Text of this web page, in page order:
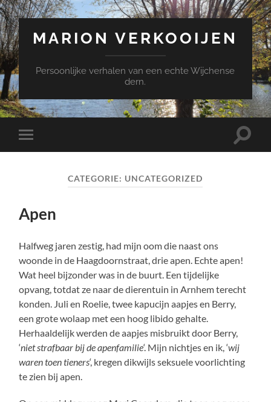
MARION VERKOOIJEN
Persoonlijke verhalen van een echte Wijchense
dern.
Toggle
mobiel
Toggle
CATEGORIE: UNCATEGORIZED
Apen
Halfweg jaren zestig, had mijn oom die naast ons
woonde in de Haagdoornstraat, drie apen. Echte apen!
Wat heel bijzonder was in de buurt. Een tijdelijke
opvang, totdat ze naar de dierentuin in Arnhem terecht
konden. Juli en Roelie, twee kapucijn aapjes en Berry,
een grote wolaap met een hoog libido gehalte.
Herhaaldelijk werden de aapjes misbruikt door Berry,
‘niet strafbaar bij de apenfamilie‘. Mijn nichtjes en ik, ‘wij
waren toen tieners‘, kregen dikwijls seksuele voorlichting
te zien bij apen.